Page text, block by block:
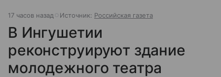
17 часов назад Источник: Российская газета
В Ингушетии
реконструируют здание
молодежного театра